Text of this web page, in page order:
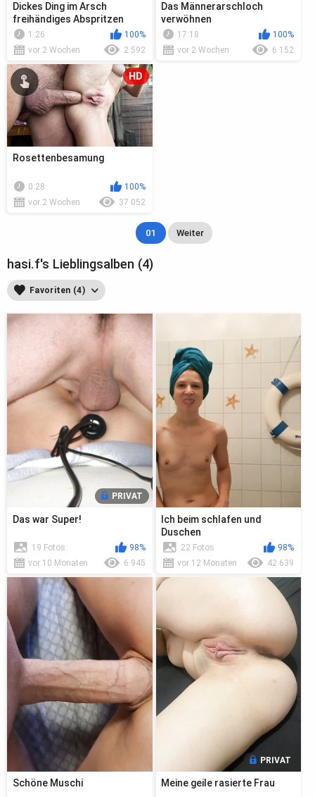
Dickes Ding im Arsch
freihändiges Abspritzen
1:26
100%
vor 2 Wochen
2 592
Das Männerarschloch
verwöhnen
17:18
100%
vor 2 Wochen
6 152
HD
Rosettenbesamung
0:28
100%
vor 2 Wochen
37 052
01 Weiter
hasi.f's Lieblingsalben (4)
Favoriten (4)
PRIVAT
Das war Super!
19 Fotos
98%
vor 10 Monaten
6 945
Ich beim schlafen und
Duschen
22 Fotos
98%
vor 12 Monaten
42 639
Schöne Muschi
PRIVAT
Meine geile rasierte Frau